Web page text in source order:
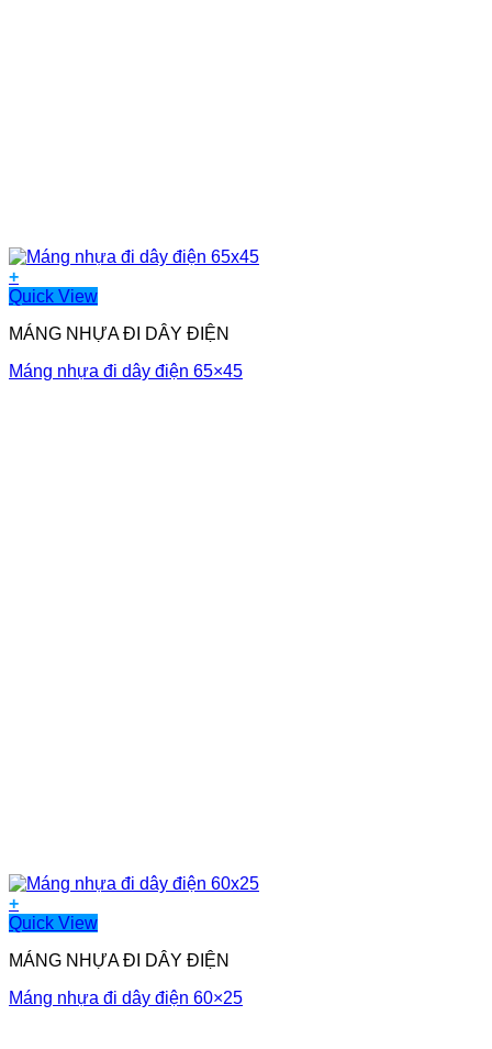
+
Quick View
MÁNG NHỰA ĐI DÂY ĐIỆN
Máng nhựa đi dây điện 65×45
+
Quick View
MÁNG NHỰA ĐI DÂY ĐIỆN
Máng nhựa đi dây điện 60×25